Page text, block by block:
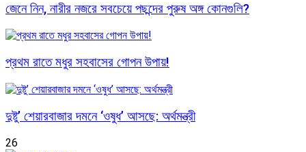
জেনে নিন, নারীর নজরে সবচেয়ে পছন্দের পুরুষ অঙ্গ কোনগুলি?
প্রথম রাতে মধুর সহবাসের গোপন উপায়!
দুষ্টু’ শেয়ারবাজার দমনে ‘ওষুধ’ আসছে: অর্থমন্ত্রী
26